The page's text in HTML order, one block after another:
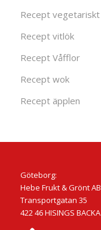
Recept vegetariskt
Recept vitlök
Recept Våfflor
Recept wok
Recept äpplen
Göteborg:
Hebe Frukt & Grönt AB
Transportgatan 35
422 46 HISINGS BACKA